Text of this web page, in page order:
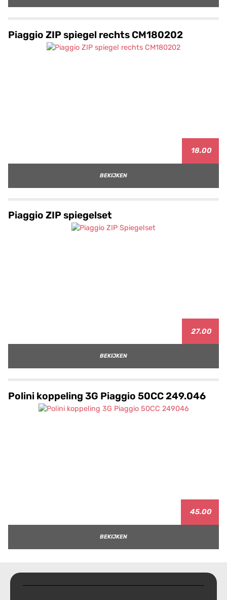
Piaggio ZIP spiegel rechts CM180202
18.00
BEKIJKEN
Piaggio ZIP spiegelset
27.00
BEKIJKEN
Polini koppeling 3G Piaggio 50CC 249.046
45.00
BEKIJKEN